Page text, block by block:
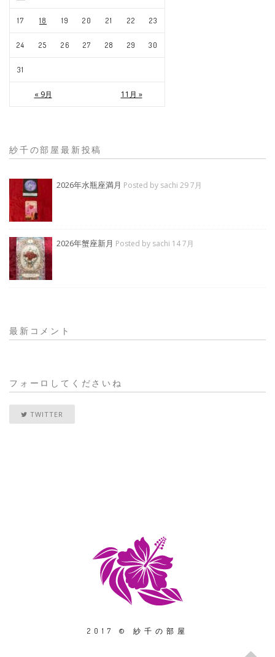
« 9月 11月 »
17 18 19 20 21 22 23
24 25 26 27 28 29 30
31
紗千の部屋最新投稿
2026年水瓶座満月 Posted by sachi 29 7月
2026年蟹座新月 Posted by sachi 14 7月
最新コメント
フォーロしてくださいね
TWITTER
2017 © 紗千の部屋